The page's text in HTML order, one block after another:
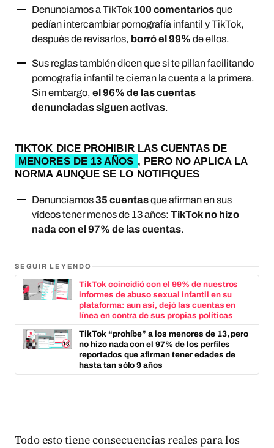
Denunciamos a TikTok100 comentariosque
pedían intercambiar pornografía infantil y TikTok,
después de revisarlos, borró el 99% de ellos.
Sus reglas también dicen que si te pillan facilitando
pornografía infantil te cierran la cuenta a la primera.
Sin embargo, el 96% de las cuentas
denunciadas siguen activas.
TIKTOK DICE PROHIBIR LAS CUENTAS DE
MENORES DE 13 AÑOS , PERO NO APLICA LA
NORMA AUNQUE SE LO NOTIFIQUES
Denunciamos35 cuentasque afirman en sus
vídeos tener menos de 13 años: TikTok no hizo
nada con el 97% de las cuentas.
SEGUIR LEYENDO
TikTok coincidió con el 99% de nuestros
informes de abuso sexual infantil en su
plataforma: aun así, dejó las cuentas en
línea en contra de sus propias políticas
TikTok “prohíbe” a los menores de 13, pero
no hizo nada con el 97% de los perfiles
reportados que afirman tener edades de
hasta tan sólo 9 años
Todo esto tiene consecuencias reales para los